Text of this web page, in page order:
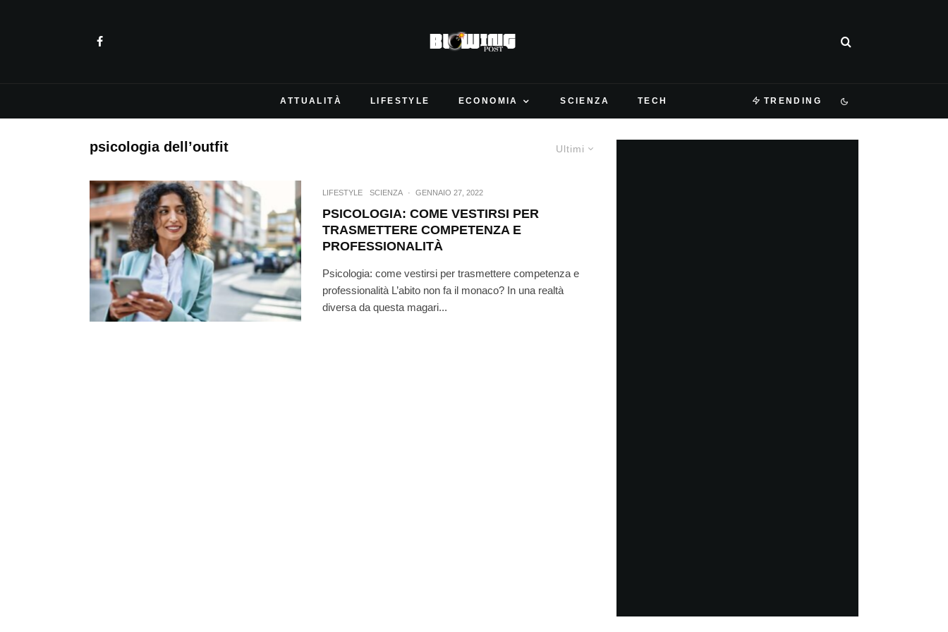
ATTUALITÀ LIFESTYLE ECONOMIA SCIENZA TECH TRENDING
Ultimi
psicologia dell’outfit
LIFESTYLE SCIENZA · GENNAIO 27, 2022
PSICOLOGIA: COME VESTIRSI PER
TRASMETTERE COMPETENZA E
PROFESSIONALITÀ
Psicologia: come vestirsi per trasmettere competenza e
professionalità L’abito non fa il monaco? In una realtà
diversa da questa magari...